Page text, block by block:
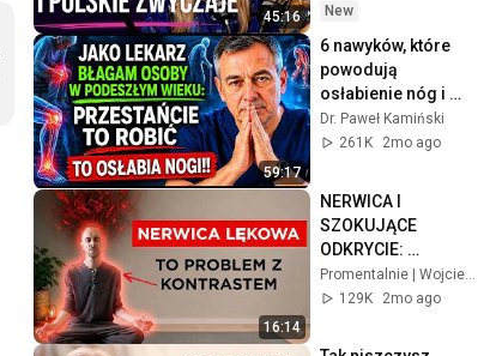
45:16
New
59:17
6 nawyków, które
powodują
osłabienie nóg i
przyspieszają
sarkopenię w
Dr. Paweł Kamiński
261K
2mo ago
16:14
NERWICA I
SZOKUJĄCE
ODKRYCIE:
chorujesz przez
"kontrast" | Odc. 55
129K
2mo ago